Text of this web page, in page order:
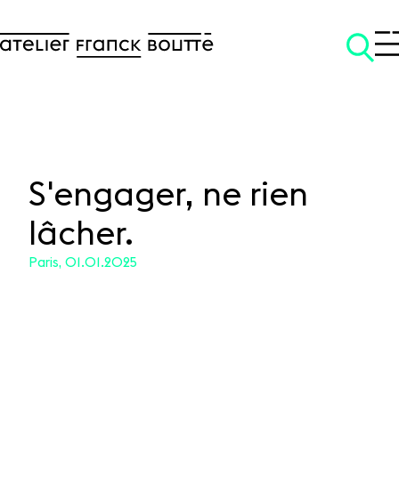
SKIP TO CONTENT
S'engager, ne rien
lâcher.
Paris, 01.01.2025